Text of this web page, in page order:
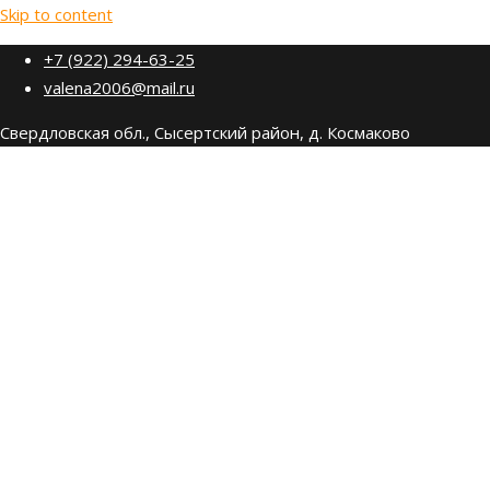
Skip to content
+7 (922) 294-63-25
valena2006@mail.ru
Свердловская обл., Сысертский район, д. Космаково